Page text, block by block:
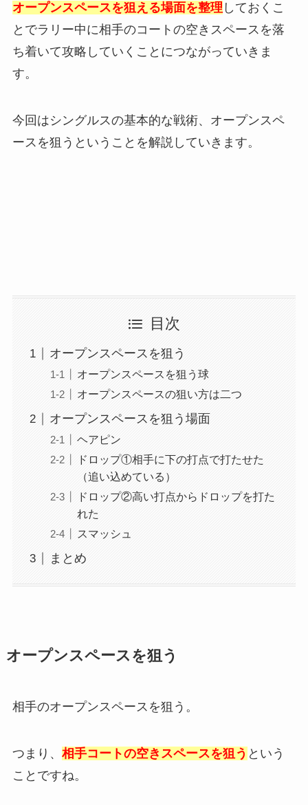
オープンスペースを狙える場面を整理 しておくこ
とでラリー中に相手のコートの空きスペースを落
ち着いて攻略していくことにつながっていきま
す。
今回はシングルスの基本的な戦術、オープンスペ
ースを狙うということを解説していきます。
目次
オープンスペースを狙う
オープンスペースを狙う球
オープンスペースの狙い方は二つ
オープンスペースを狙う場面
ヘアピン
ドロップ①相手に下の打点で打たせた
（追い込めている）
ドロップ②高い打点からドロップを打た
れた
スマッシュ
まとめ
オープンスペースを狙う
相手のオープンスペースを狙う。
つまり、 相手コートの空きスペースを狙う という
ことですね。